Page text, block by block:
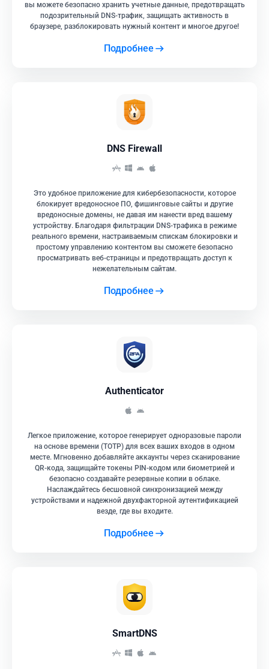
вы можете безопасно хранить учетные данные, предотвращать
подозрительный DNS-трафик, защищать активность в
браузере, разблокировать нужный контент и многое другое!
Подробнее
DNS Firewall
Это удобное приложение для кибербезопасности, которое
блокирует вредоносное ПО, фишинговые сайты и другие
вредоносные домены, не давая им нанести вред вашему
устройству. Благодаря фильтрации DNS-трафика в режиме
реального времени, настраиваемым спискам блокировки и
простому управлению контентом вы сможете безопасно
просматривать веб-страницы и предотвращать доступ к
нежелательным сайтам.
Подробнее
Authenticator
Легкое приложение, которое генерирует одноразовые пароли
на основе времени (TOTP) для всех ваших входов в одном
месте. Мгновенно добавляйте аккаунты через сканирование
QR-кода, защищайте токены PIN-кодом или биометрией и
безопасно создавайте резервные копии в облаке.
Наслаждайтесь бесшовной синхронизацией между
устройствами и надежной двухфакторной аутентификацией
везде, где вы входите.
Подробнее
SmartDNS